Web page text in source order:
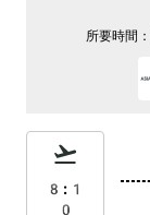
所要時間：
8:1
0